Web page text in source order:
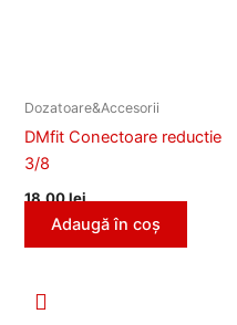
Dozatoare&Accesorii
DMfit Conectoare reductie
3/8
18,00lei
Adaugă în coș